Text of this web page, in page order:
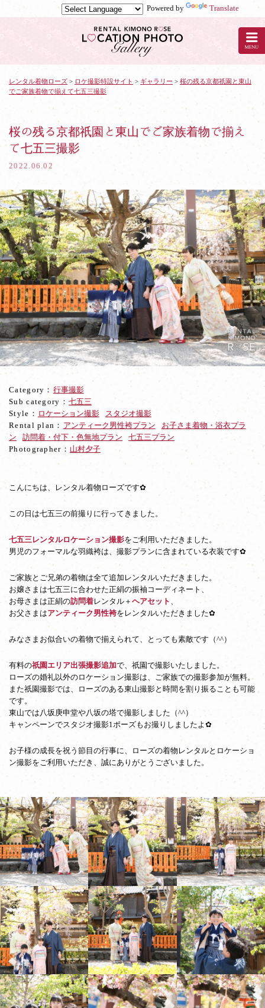
Powered by
Translate
ル
ー
ケ
撮
影：
桜
の
残
る
京
都
祇
園
と
東
山
で
ご
揃
五
レンタル着物ローズ > ロケ撮影特設サイト > ギャラリー > 桜の残る京都祇園と東山
でご家族着物で揃えて七五三撮影
桜の残る京都祇園と東山でご家族着物で揃え
て七五三撮影
2022.06.02
Category： 行事撮影
Sub category： 七五三
Style： ロケーション撮影
スタジオ撮影
Rental plan： アンティーク男性袴プラン
お子さま着物・浴衣プラ
ン
訪問着・付下・色無地プラン
七五三プラン
Photographer： 山村夕子
こんにちは、レンタル着物ローズです✿
この日は七五三の前撮りに行ってきました。
七五三レンタルロケーション撮影をご利用いただきました。
男児のフォーマルな羽織袴は、撮影プランに含まれている衣装です✿
ご家族とご兄弟の着物は全て追加レンタルいただきました。
お嬢さまは七五三に合わせた正絹の振袖コーディネート、
お母さまは正絹の訪問着レンタル＋ ヘアセット 、
お父さまはアンティーク男性袴をレンタルいただきました✿
みなさまお似合いの着物で揃えられて、とっても素敵です（^^）
有料の祇園エリア出張撮影追加で、祇園で撮影いたしました。
ローズの婚礼以外のロケーション撮影は、ご家族での撮影参加が無料。
また祇園撮影では、ローズのある東山撮影と時間を割り振ることも可能
です。
東山では八坂庚申堂や八坂の塔で撮影しました（^^）
キャンペーンでスタジオ撮影1ポーズもお撮りしましたよ✿
お子様の成長を祝う節目の行事に、ローズの着物レンタルとロケーショ
ン撮影をご利用いただき、誠にありがとうございました。